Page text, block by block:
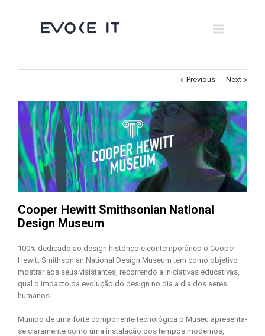
×
Museums
Corporate
All
Previous Next
Cooper Hewitt Smithsonian National
Design Museum
100% dedicado ao design histórico e contemporâneo o Cooper
Hewitt Smithsonian National Design Museum tem como objetivo
mostrar aos seus visistantes, recorrendo a iniciativas educativas,
qual o impacto da evolução do design no dia a dia dos seres
humanos.
Munido de uma forte componente tecnológica o Museu apresenta-
se claramente como uma instalação dos tempos modernos,